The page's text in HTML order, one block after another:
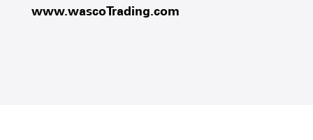
www.wascoTrading.com